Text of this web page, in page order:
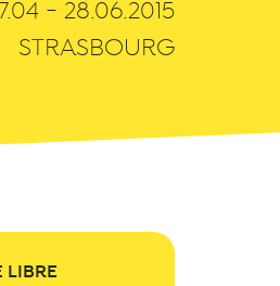
- 28.06.2015
STRASBOURG
LIBRE